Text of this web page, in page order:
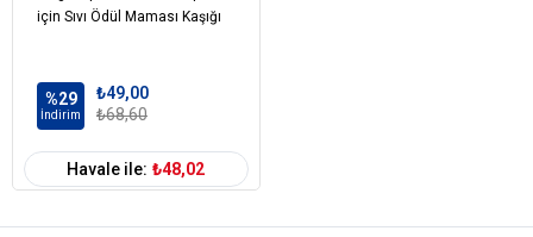
için Sıvı Ödül Maması Kaşığı
%29
İndirim
₺49,00
₺68,60
Havale ile: ₺48,02